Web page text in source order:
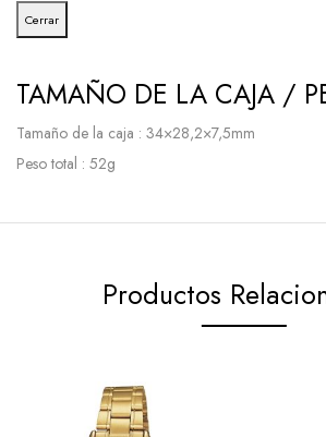
Cerrar
TAMAÑO DE LA CAJA /
Tamaño de la caja : 34×28,2×7,5mm
Peso total : 52g
Productos